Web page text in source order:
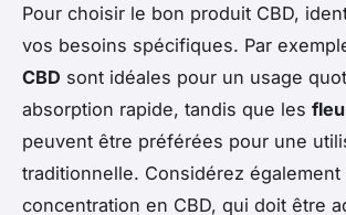
Pour choisir le bon produit CBD,
vos besoins spécifiques. Par
CBD sont idéales pour un usage
absorption rapide, tandis que les
peuvent être préférées pour une
traditionnelle. Considérez également
concentration en CBD, qui doit être